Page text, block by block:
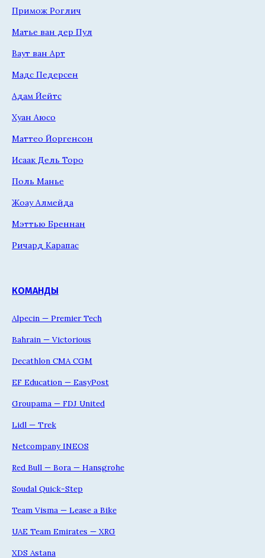
Примож Роглич
Матье ван дер Пул
Ваут ван Арт
Мадс Педерсен
Адам Йейтс
Хуан Аюсо
Маттео Йоргенсон
Исаак Дель Торо
Поль Манье
Жоау Алмейда
Мэттью Бреннан
Ричард Карапас
КОМАНДЫ
Alpecin — Premier Tech
Bahrain — Victorious
Decathlon CMA CGM
EF Education — EasyPost
Groupama — FDJ United
Lidl — Trek
Netcompany INEOS
Red Bull — Bora — Hansgrohe
Soudal Quick-Step
Team Visma — Lease a Bike
UAE Team Emirates — XRG
XDS Astana